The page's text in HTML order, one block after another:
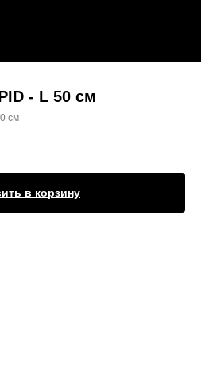
- L 50 см
см
в корзину